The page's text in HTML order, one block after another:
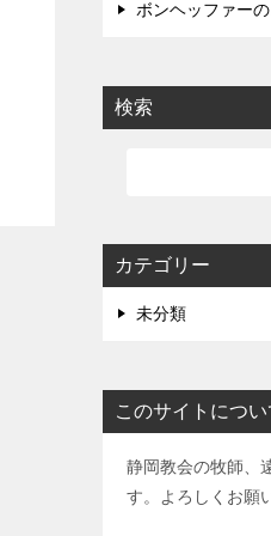
ボンヘッファー
検索
カテゴリー
未分類
このサイトについ
静岡教会の牧師、
す。よろしくお願